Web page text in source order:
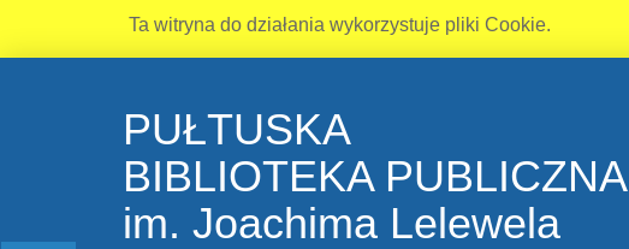
Ta witryna do działania wykorzystuje pliki Cookie.
PUŁTUSKA
BIBLIOTEKA PUBLICZNA
im. Joachima Lelewela